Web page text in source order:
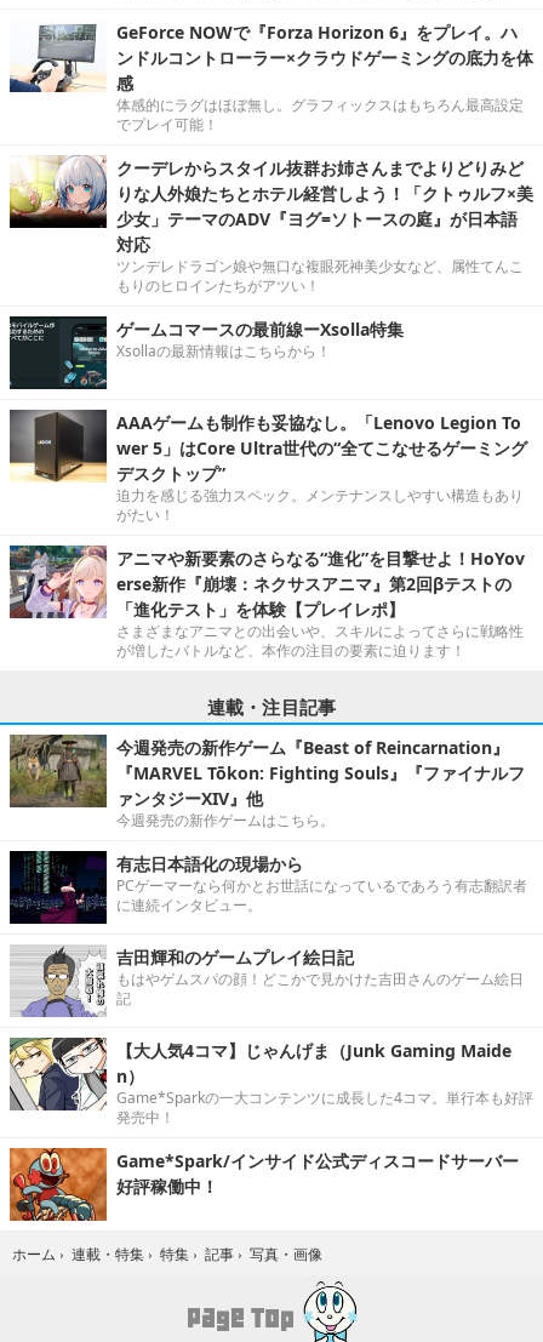
GeForce NOWで『Forza Horizon 6』をプレイ。ハ
ンドルコントローラー×クラウドゲーミングの底力を体
感
体感的にラグはほぼ無し。グラフィックスはもちろん最高設定
でプレイ可能！
クーデレからスタイル抜群お姉さんまでよりどりみど
りな人外娘たちとホテル経営しよう！「クトゥルフ×美
少女」テーマのADV『ヨグ=ソトースの庭』が日本語
対応
ツンデレドラゴン娘や無口な複眼死神美少女など、属性てんこ
もりのヒロインたちがアツい！
ゲームコマースの最前線ーXsolla特集
Xsollaの最新情報はこちらから！
AAAゲームも制作も妥協なし。「Lenovo Legion To
wer 5」はCore Ultra世代の“全てこなせるゲーミング
デスクトップ”
迫力を感じる強力スペック。メンテナンスしやすい構造もあり
がたい！
アニマや新要素のさらなる“進化”を目撃せよ！HoYov
erse新作『崩壊：ネクサスアニマ』第2回βテストの
「進化テスト」を体験【プレイレポ】
さまざまなアニマとの出会いや、スキルによってさらに戦略性
が増したバトルなど、本作の注目の要素に迫ります！
連載・注目記事
今週発売の新作ゲーム『Beast of Reincarnation』
『MARVEL Tōkon: Fighting Souls』『ファイナルフ
ァンタジーXIV』他
今週発売の新作ゲームはこちら。
有志日本語化の現場から
PCゲーマーなら何かとお世話になっているであろう有志翻訳者
に連続インタビュー。
吉田輝和のゲームプレイ絵日記
もはやゲムスパの顔！どこかで見かけた吉田さんのゲーム絵日
記
【大人気4コマ】じゃんげま（Junk Gaming Maide
n）
Game*Sparkの一大コンテンツに成長した4コマ。単行本も好評
発売中！
Game*Spark/インサイド公式ディスコードサーバー
好評稼働中！
ホーム › 連載・特集 › 特集 › 記事 › 写真・画像